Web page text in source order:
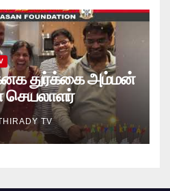
துர்க்கை அம்மன்
பிறந்தநாள்
TV